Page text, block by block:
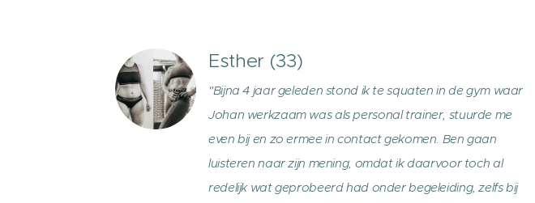
Esther (33)
"Bijna 4 jaar geleden stond ik te squaten in de gym waar
Johan werkzaam was als personal trainer, stuurde me
even bij en zo ermee in contact gekomen. Ben gaan
luisteren naar zijn mening, omdat ik daarvoor toch al
redelijk wat geprobeerd had onder begeleiding, zelfs bij